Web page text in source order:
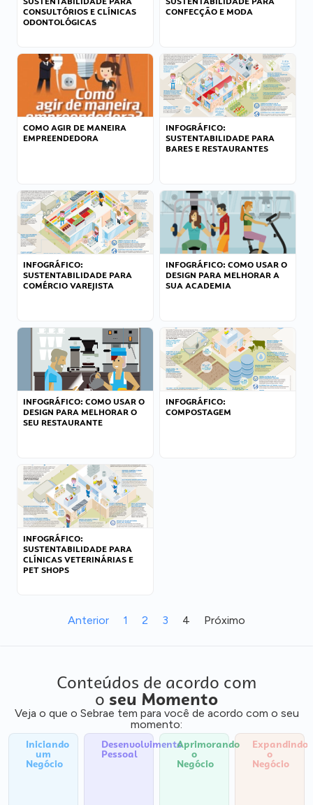
CONSULTÓRIOS E CLÍNICAS
ODONTOLÓGICAS
CONFECÇÃO E MODA
COMO AGIR DE MANEIRA
EMPREENDEDORA
INFOGRÁFICO:
SUSTENTABILIDADE PARA
BARES E RESTAURANTES
INFOGRÁFICO:
SUSTENTABILIDADE PARA
COMÉRCIO VAREJISTA
INFOGRÁFICO: COMO USAR O
DESIGN PARA MELHORAR A
SUA ACADEMIA
INFOGRÁFICO: COMO USAR O
DESIGN PARA MELHORAR O
SEU RESTAURANTE
INFOGRÁFICO:
COMPOSTAGEM
INFOGRÁFICO:
SUSTENTABILIDADE PARA
CLÍNICAS VETERINÁRIAS E
PET SHOPS
Anterior 1 2 3 4 Próximo
Conteúdos de acordo com
o seu Momento
Veja o que o Sebrae tem para você de acordo com o seu
momento:
Iniciando
um
Negócio
Desenvolvimento
Pessoal
Aprimorando
o
Negócio
Expandindo
o
Negócio